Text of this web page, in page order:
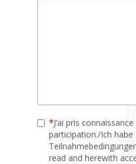
J’ai pris
participation./Ich
read and herewith